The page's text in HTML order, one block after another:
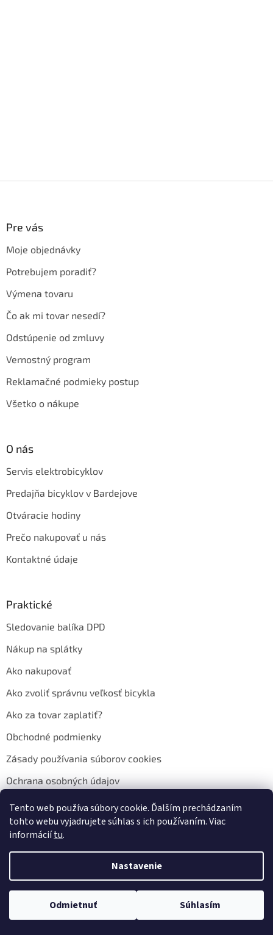
Tento web používa súbory cookie. Ďalším prechádzaním
tohto webu vyjadrujete súhlas s ich používaním. Viac
informáciítu.
Nastavenie
Odmietnuť Súhlasím
Pre vás
Moje objednávky
Potrebujem poradiť?
Výmena tovaru
Čo ak mi tovar nesedí?
Odstúpenie od zmluvy
Vernostný program
Reklamačné podmieky postup
Všetko o nákupe
O nás
Servis elektrobicyklov
Predajňa bicyklov v Bardejove
Otváracie hodiny
Prečo nakupovať u nás
Kontaktné údaje
Praktické
Sledovanie balíka DPD
Nákup na splátky
Ako nakupovať
Ako zvoliť správnu veľkosť bicykla
Ako za tovar zaplatiť?
Obchodné podmienky
Zásady používania súborov cookies
Ochrana osobných údajov
Facebook
Kontakt
bicykle.eu